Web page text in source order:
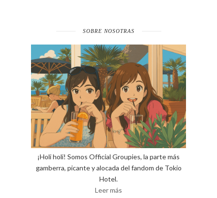
SOBRE NOSOTRAS
¡Holi holi! Somos Official Groupies, la parte más
gamberra, picante y alocada del fandom de Tokio
Hotel.
Leer más